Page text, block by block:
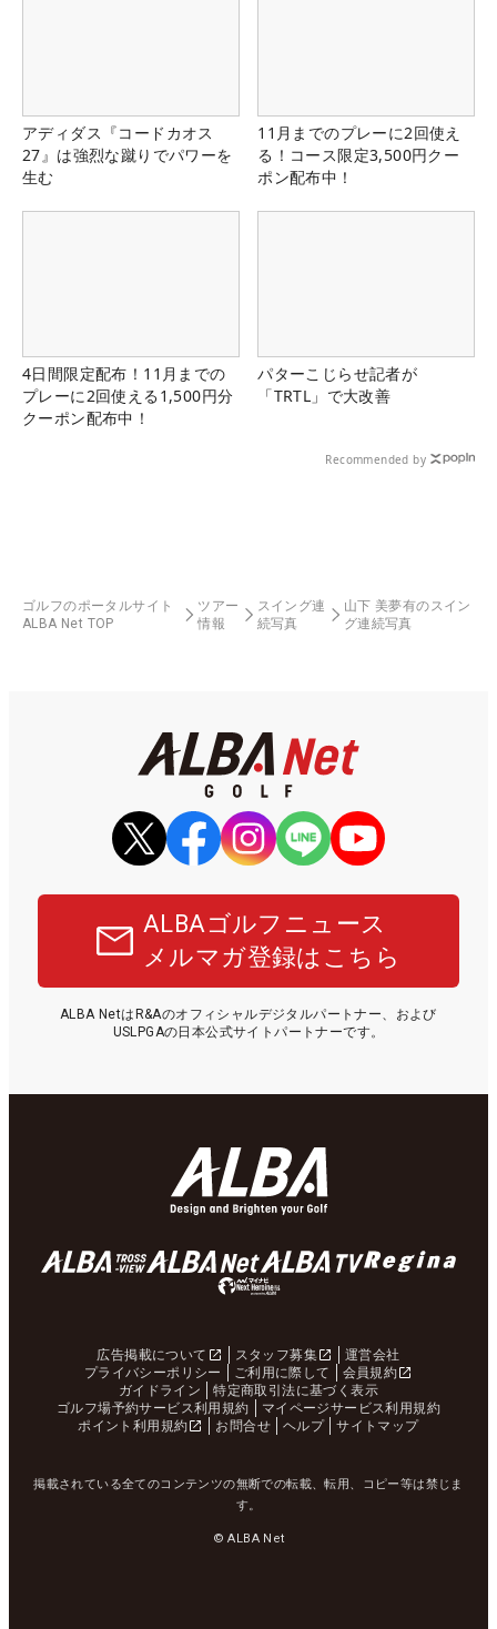
アディダス『コードカオス
27』は強烈な蹴りでパワーを
生む
11月までのプレーに2回使え
る！コース限定3,500円クー
ポン配布中！
4日間限定配布！11月までの
プレーに2回使える1,500円分
クーポン配布中！
パターこじらせ記者が
「TRTL」で大改善
Recommended by
ゴルフのポータルサイト
ALBA Net TOP
ツアー
情報
スイング連
続写真
山下 美夢有のスイン
グ連続写真
ALBAゴルフニュース
メルマガ登録はこちら
ALBA NetはR&Aのオフィシャルデジタルパートナー、および
USLPGAの日本公式サイトパートナーです。
広告掲載について スタッフ募集
運営会社
プライバシーポリシー
ご利用に際して
会員規約
ガイドライン
特定商取引法に基づく表示
ゴルフ場予約サービス利用規約
マイページサービス利用規約
ポイント利用規約
お問合せ ヘルプ サイトマップ
掲載されている全てのコンテンツの無断での転載、転用、コピー等は禁じま
す。
© ALBA Net